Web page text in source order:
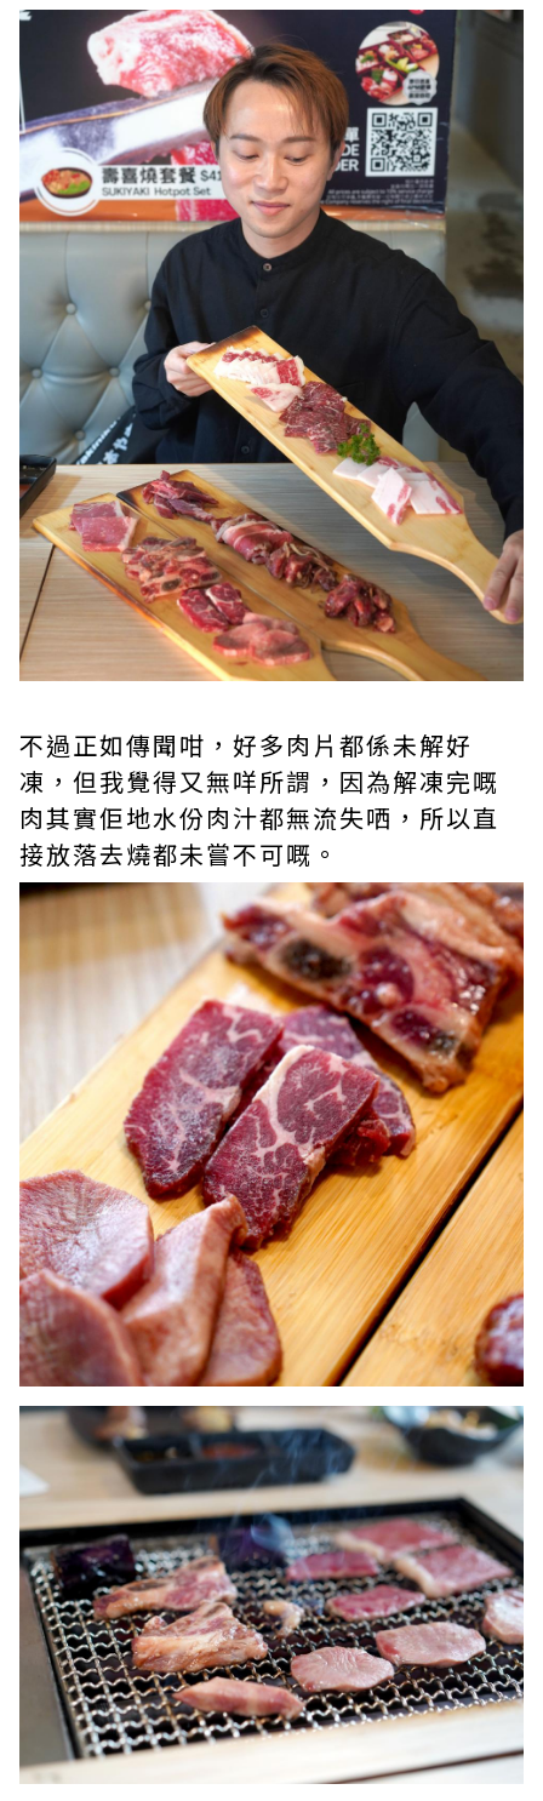
不過正如傳聞咁，好多肉片都係未解好
凍，但我覺得又無咩所謂，因為解凍完嘅
肉其實佢地水份肉汁都無流失哂，所以直
接放落去燒都未嘗不可嘅。